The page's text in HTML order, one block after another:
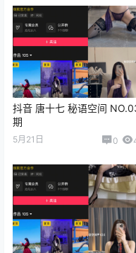
抖音 唐十七 秘语空间
期
5月21日 0